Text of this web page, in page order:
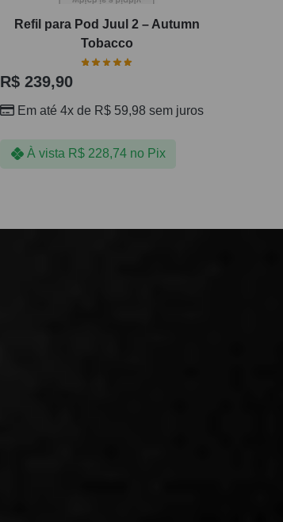
Refil para Pod Juul 2 – Autumn
Tobacco
R$239,90
Em até 4x de R$59,98 sem juros
À vista R$228,74 no Pix